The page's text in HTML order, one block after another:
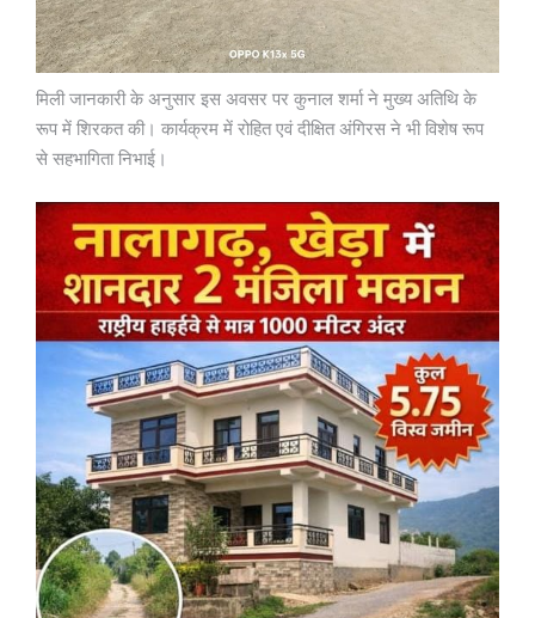
मिली जानकारी के अनुसार इस अवसर पर कुनाल शर्मा ने मुख्य अतिथि के
रूप में शिरकत की। कार्यक्रम में रोहित एवं दीक्षित अंगिरस ने भी विशेष रूप
से सहभागिता निभाई।